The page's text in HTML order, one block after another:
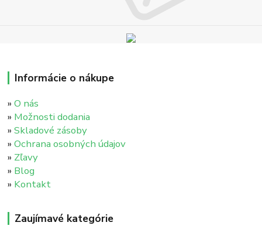
Informácie o nákupe
»O nás
» Možnosti dodania
»Skladové zásoby
»Ochrana osobných údajov
» Zľavy
» Blog
» Kontakt
Zaujímavé kategórie